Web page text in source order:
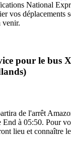
National
vos déplacements
venir.
pour le bus
de l'arrêt
End à 05:50. Pour
lieu et connaître